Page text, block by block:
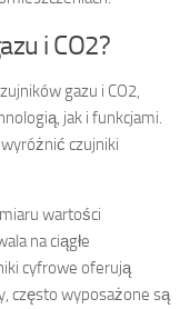
i CO2?
gazu i CO2,
jak i funkcjami.
czujniki
wartości
na ciągłe
cyfrowe oferują
często wyposażone są